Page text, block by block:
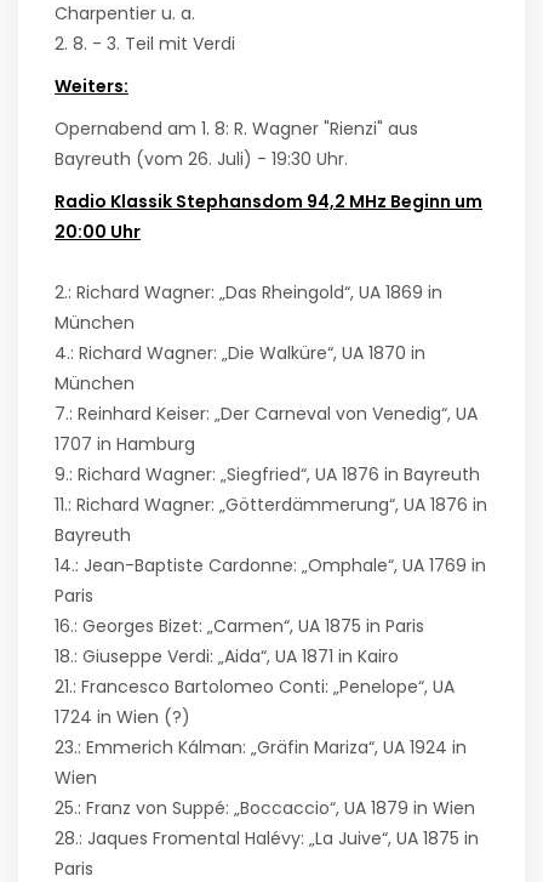
Charpentier u. a.
2. 8. - 3. Teil mit Verdi
Weiters:
Opernabend am 1. 8: R. Wagner "Rienzi" aus
Bayreuth (vom 26. Juli) - 19:30 Uhr.
Radio Klassik Stephansdom 94,2 MHz Beginn um
20:00 Uhr
2.: Richard Wagner: „Das Rheingold“, UA 1869 in
München
4.: Richard Wagner: „Die Walküre“, UA 1870 in
München
7.: Reinhard Keiser: „Der Carneval von Venedig“, UA
1707 in Hamburg
9.: Richard Wagner: „Siegfried“, UA 1876 in Bayreuth
11.: Richard Wagner: „Götterdämmerung“, UA 1876 in
Bayreuth
14.: Jean-Baptiste Cardonne: „Omphale“, UA 1769 in
Paris
16.: Georges Bizet: „Carmen“, UA 1875 in Paris
18.: Giuseppe Verdi: „Aida“, UA 1871 in Kairo
21.: Francesco Bartolomeo Conti: „Penelope“, UA
1724 in Wien (?)
23.: Emmerich Kálman: „Gräfin Mariza“, UA 1924 in
Wien
25.: Franz von Suppé: „Boccaccio“, UA 1879 in Wien
28.: Jaques Fromental Halévy: „La Juive“, UA 1875 in
Paris